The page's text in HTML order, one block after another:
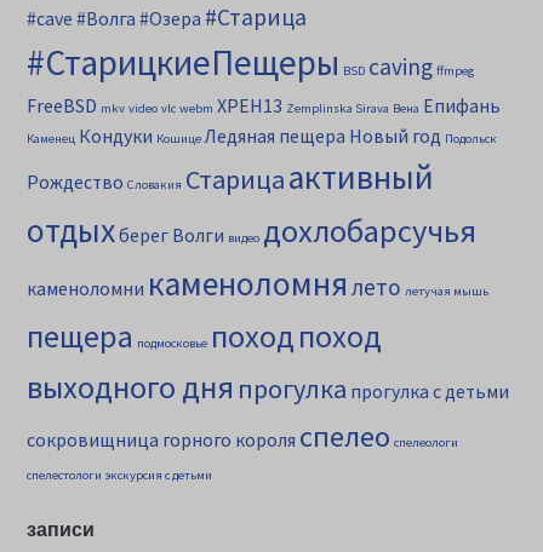
#cave #Волга #Озера #Старица
#СтарицкиеПещеры BSD caving ffmpeg
FreeBSD mkv video vlc webm XPEH13 Zemplinska Sirava Вена Епифань
Каменец Кондуки Кошице Ледяная пещера Новый год Подольск
Рождество Словакия Старицаактивный
отдыхберег Волги видео дохлобарсучья
каменоломни каменоломня лето летучая мышь
пещера подмосковье походпоход
выходного дня прогулка прогулка с детьми
сокровищница горного короля спелео спелеологи
спелестологи экскурсия с детьми
записи